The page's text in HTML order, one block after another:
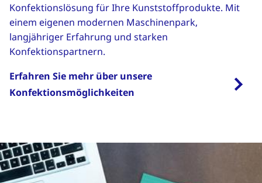
Konfektionslösung für Ihre Kunststoffprodukte. Mit
einem eigenen modernen Maschinenpark,
langjähriger Erfahrung und starken
Konfektionspartnern.
Erfahren Sie mehr über unsere
Konfektionsmöglichkeiten